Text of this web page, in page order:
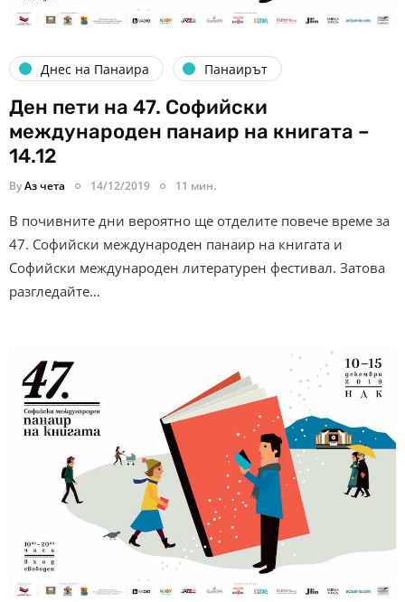
Днес на Панаира Панаирът
Ден пети на 47. Софийски
международен панаир на книгата –
14.12
ByАз чета 14/12/2019 11 мин.
В почивните дни вероятно ще отделите повече време за
47. Софийски международен панаир на книгата и
Софийски международен литературен фестивал. Затова
разгледайте…